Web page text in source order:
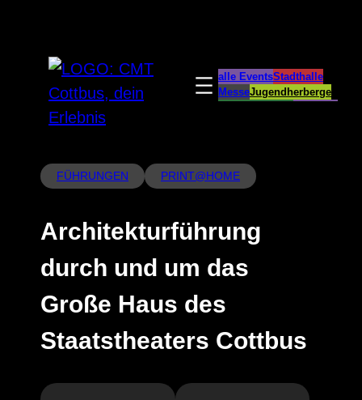
springen
alle EventsStadthalle
MesseJugendherberge
FÜHRUNGEN PRINT@HOME
Architekturführung
durch und um das
Große Haus des
Staatstheaters Cottbus